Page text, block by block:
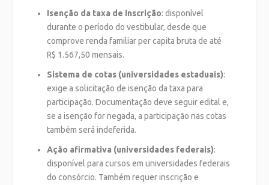
Isenção da taxa de inscrição: disponível
durante o período do vestibular, desde que
comprove renda familiar per capita bruta de até
R$ 1.567,50 mensais.
Sistema de cotas (universidades estaduais):
exige a solicitação de isenção da taxa para
participação. Documentação deve seguir edital e,
se a isenção for negada, a participação nas cotas
também será indeferida.
Ação afirmativa (universidades federais):
disponível para cursos em universidades federais
do consórcio. Também requer inscrição e